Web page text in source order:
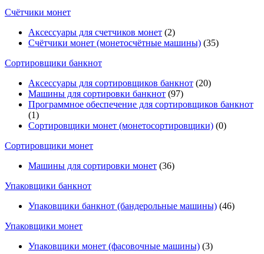
Счётчики монет
Аксессуары для счетчиков монет (2)
Счётчики монет (монетосчётные машины) (35)
Cортировщики банкнот
Аксессуары для сортировщиков банкнот (20)
Машины для сортировки банкнот (97)
Программное обеспечение для сортировщиков банкнот
(1)
Сортировщики монет (монетосортировщики) (0)
Сортировщики монет
Машины для сортировки монет (36)
Упаковщики банкнот
Упаковщики банкнот (бандерольные машины) (46)
Упаковщики монет
Упаковщики монет (фасовочные машины) (3)